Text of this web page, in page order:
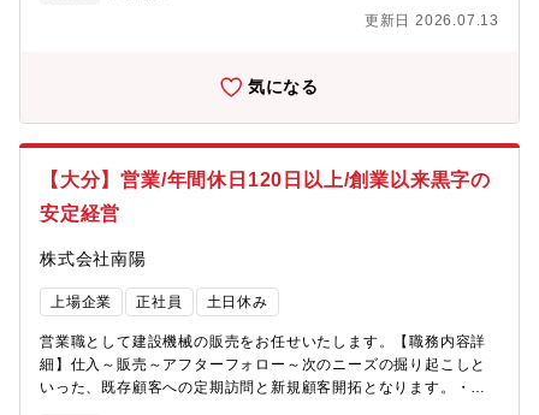
更新日 2026.07.13
気になる
【大分】営業/年間休日120日以上/創業以来黒字の
安定経営
株式会社南陽
上場企業 正社員 土日休み
営業職として建設機械の販売をお任せいたします。【職務内容詳
細】仕入～販売～アフターフォロー～次のニーズの掘り起こしと
いった、既存顧客への定期訪問と新規顧客開拓となります。・取